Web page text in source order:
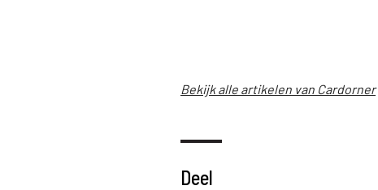
Bekijk alle artikelen van Cardorner
Deel